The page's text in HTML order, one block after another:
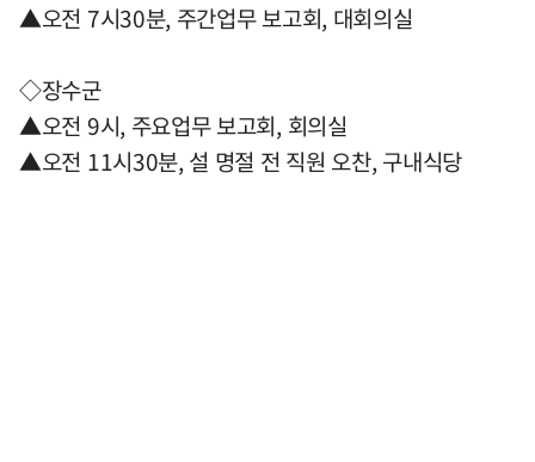
▲오전 7시30분, 주간업무 보고회, 대회의실
◇장수군
▲오전 9시, 주요업무 보고회, 회의실
▲오전 11시30분, 설 명절 전 직원 오찬, 구내식당